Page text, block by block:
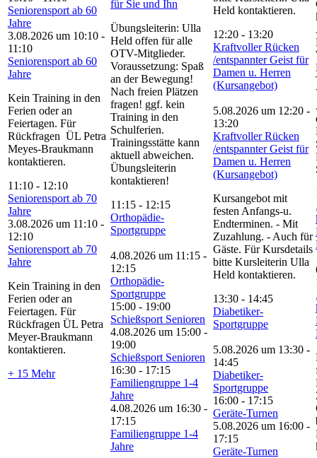
Seniorensport ab 60
Jahre
3.08.2026 um 10:10 -
11:10
Seniorensport ab 60
Jahre
Kein Training in den
Ferien oder an
Feiertagen. Für
Rückfragen ÜL Petra
Meyes-Braukmann
kontaktieren.
11:10 - 12:10
Seniorensport ab 70
Jahre
3.08.2026 um 11:10 -
12:10
Seniorensport ab 70
Jahre
Kein Training in den
Ferien oder an
Feiertagen. Für
Rückfragen ÜL Petra
Meyer-Braukmann
kontaktieren.
+ 15 Mehr
für Sie und Ihn
Übungsleiterin: Ulla
Held offen für alle
OTV-Mitglieder.
Voraussetzung: Spaß
an der Bewegung!
Nach freien Plätzen
fragen! ggf. kein
Training in den
Schulferien.
Trainingsstätte kann
aktuell abweichen.
Übungsleiterin
kontaktieren!
11:15 - 12:15
Orthopädie-
Sportgruppe
4.08.2026 um 11:15 -
12:15
Orthopädie-
Sportgruppe
15:00 - 19:00
Schießsport Senioren
4.08.2026 um 15:00 -
19:00
Schießsport Senioren
16:30 - 17:15
Familiengruppe 1-4
Jahre
4.08.2026 um 16:30 -
17:15
Familiengruppe 1-4
Jahre
Held kontaktieren.
12:20 - 13:20
Kraftvoller Rücken
/entspannter Geist für
Damen u. Herren
(Kursangebot)
5.08.2026 um 12:20 -
13:20
Kraftvoller Rücken
/entspannter Geist für
Damen u. Herren
(Kursangebot)
Kursangebot mit
festen Anfangs-u.
Endterminen. - Mit
Zuzahlung. - Auch für
Gäste. Für Kursdetails
bitte Kursleiterin Ulla
Held kontaktieren.
13:30 - 14:45
Diabetiker-
Sportgruppe
5.08.2026 um 13:30 -
14:45
Diabetiker-
Sportgruppe
16:00 - 17:15
Geräte-Turnen
5.08.2026 um 16:00 -
17:15
Geräte-Turnen